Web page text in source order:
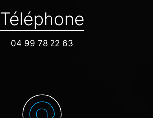
Téléphone
04 99 78 22 63